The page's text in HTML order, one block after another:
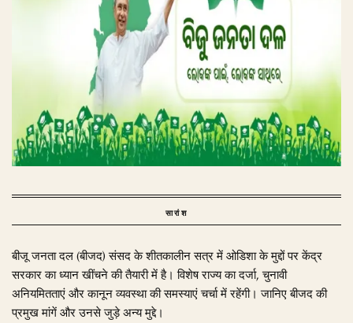
सारांश
बीजू जनता दल (बीजद) संसद के शीतकालीन सत्र में ओडिशा के मुद्दों पर केंद्र
सरकार का ध्यान खींचने की तैयारी में है। विशेष राज्य का दर्जा, चुनावी
अनियमितताएं और कानून व्यवस्था की समस्याएं चर्चा में रहेंगी। जानिए बीजद की
प्रमुख मांगें और उनसे जुड़े अन्य मुद्दे।